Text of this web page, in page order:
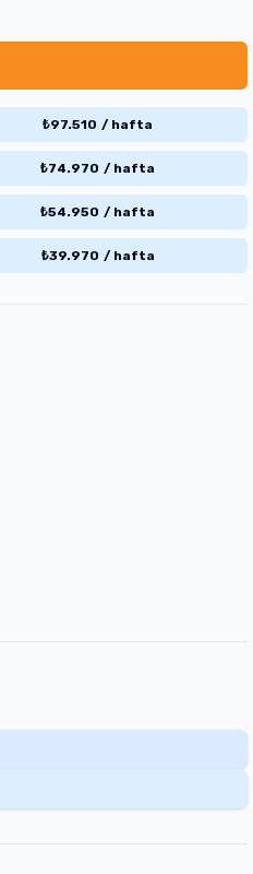
₺97.510 / hafta
₺74.970 / hafta
₺54.950 / hafta
₺39.970 / hafta